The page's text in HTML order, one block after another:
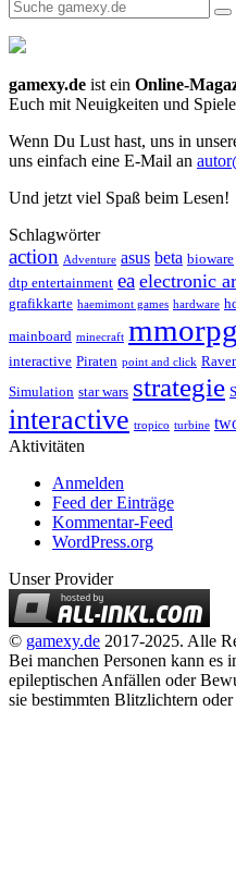
gamexy.de ist ein Online-
Euch mit Neuigkeiten und
Wenn Du Lust hast, uns in
uns einfach eine E-Mail an
Und jetzt viel Spaß beim Lesen!
Schlagwörter
action Adventure asus beta bioware
dtp entertainment ea electronic
grafikkarte haemimont games hardware
mainboard minecraft mmorpg
interactive Piraten point and click
Simulation star wars strategie
interactive tropico turbine
Aktivitäten
Anmelden
Feed der Einträge
Kommentar-Feed
WordPress.org
Unser Provider
© gamexy.de 2017-2025. Alle
Bei manchen Personen kann es
epileptischen Anfällen oder
sie bestimmten Blitzlichtern